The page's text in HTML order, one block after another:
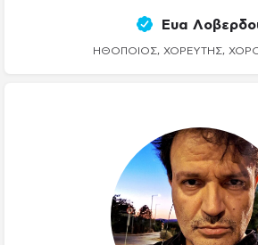
Ευα
ΗΘΟΠΟΙΌΣ, ΧΟΡΕΥΤΉΣ,